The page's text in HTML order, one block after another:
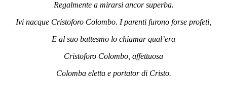
Regalmente a mirarsi ancor superba.
Ivi nacque Cristoforo Colombo. I parenti furono forse profeti,
E al suo battesmo lo chiamar qual’era
Cristoforo Colombo, affettuosa
Colomba eletta e portator di Cristo.